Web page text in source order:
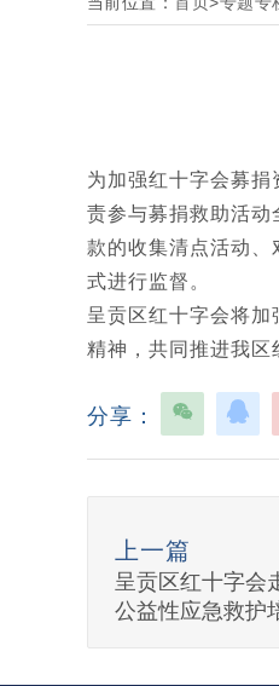
为加强红十字会募
责参与募捐救助活
款的收集清点活动
式进行监督。
呈贡区红十字会将加
精神，共同推进我区
分享：
上一篇
呈贡区红十字会
公益性应急救护